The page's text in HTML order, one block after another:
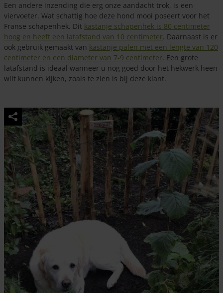
Een andere inzending die erg onze aandacht trok, is een
viervoeter. Wat schattig hoe deze hond mooi poseert voor het
Franse schapenhek. Dit kastanje schapenhek is 80 centimeter
hoog en heeft een latafstand van 10 centimeter. Daarnaast is er
ook gebruik gemaakt van kastanje palen met een lengte van 120
centimeter en een diameter van 7-9 centimeter. Een grote
latafstand is ideaal wanneer u nog goed door het hekwerk heen
wilt kunnen kijken, zoals te zien is bij deze klant.